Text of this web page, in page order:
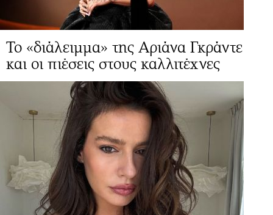
Το «διάλειμμα» της Αριάνα Γκράντε
και οι πιέσεις στους καλλιτέχνες